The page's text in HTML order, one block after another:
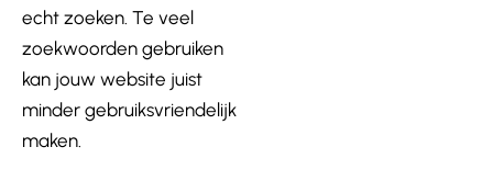
echt zoeken. Te veel
zoekwoorden gebruiken
kan jouw website juist
minder gebruiksvriendelijk
maken.